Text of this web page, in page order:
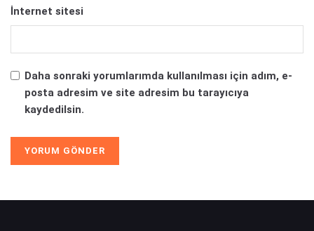
İnternet sitesi
Daha sonraki yorumlarımda kullanılması için adım, e-
posta adresim ve site adresim bu tarayıcıya
kaydedilsin.